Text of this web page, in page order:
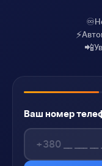
♾️
⚡
📲
Ваш номер